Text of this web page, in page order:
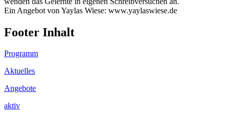
Ein Angebot von Yaylas Wiese: www.yaylaswiese.de
Footer Inhalt
Programm
Aktuelles
Angebote
aktiv